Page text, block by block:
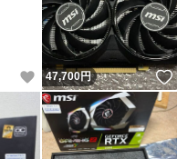
いいね！
47,700円